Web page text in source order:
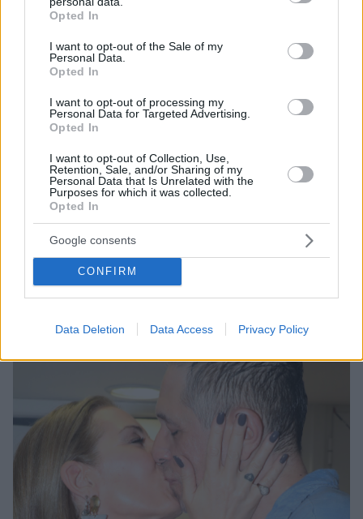
grant or deny consent to Google and its third-party tags to
use your data for below specified purposes in below Google
consent section.
Opted In
I want to opt-out of the Sale of my
Personal Data.
Opted In
I want to opt-out of processing my
Personal Data for Targeted Advertising.
Opted In
I want to opt-out of Collection, Use,
Retention, Sale, and/or Sharing of my
Personal Data that Is Unrelated with the
Purposes for which it was collected.
Opted In
Google consents
CONFIRM
Data Deletion Data Access Privacy Policy
Αιμίλιος Χειλάκης, Αθηνά Μαξίμου και Θανάσης
Κουρλαμπάς κάνουν «#Cancel» στο Θέατρο Αθηνών
Ανεβάζουν μια μαύρη κωμωδία για την πολιτική
ορθότητα, την cancel culture και τη μάχη για
πολιτισμική ταυτότητα
24.07.2025, 06:22